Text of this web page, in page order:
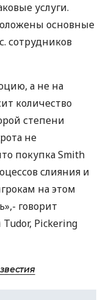
услуги.
основные
сотрудников
а не на
количество
степени
не
покупка Smith
слияния и
на этом
говорит
Pickering